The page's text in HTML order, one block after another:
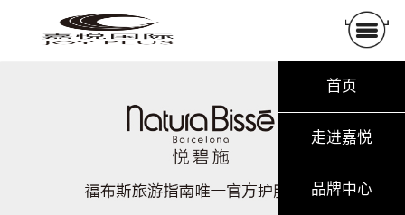
首页
走进嘉悦
品牌中心